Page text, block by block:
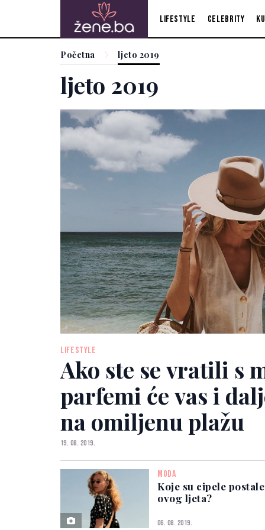
Lifestyle Celebrity
Početna ljeto 2019
ljeto 2019
LIFESTYLE
Ako ste se vratili s
parfemi će vas i
na omiljenu plažu
19. 08. 2019.
MODA
Koje su cipele
ovog ljeta?
06. 08. 2019.